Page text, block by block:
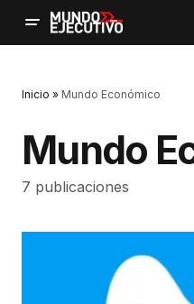
Inicio » Mundo Económico
Mundo
7 publicaciones